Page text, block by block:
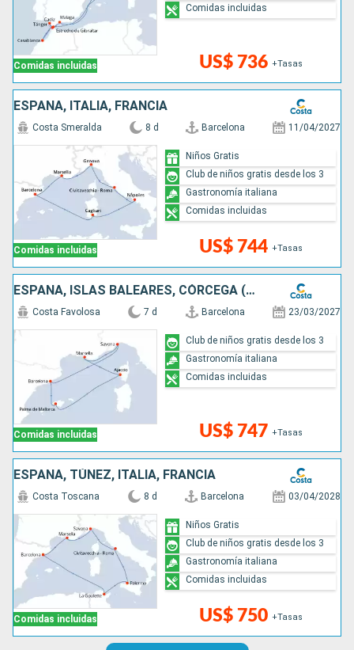
Comidas incluidas US$ 736 +Tasas
Comidas incluidas
ESPAÑA, ITALIA, FRANCIA
Comidas incluidas
Costa Smeralda 8 d Barcelona 11/04/2027
US$ 744 +Tasas
Niños Gratis
Club de niños gratis desde los 3
Gastronomía italiana
Comidas incluidas
ESPAÑA, ISLAS BALEARES, CÓRCEGA (FRANCIA), FRANCIA, ITALIA
Comidas incluidas
Costa Favolosa 7 d Barcelona 23/03/2027
US$ 747 +Tasas
Club de niños gratis desde los 3
Gastronomía italiana
Comidas incluidas
ESPAÑA, TÚNEZ, ITALIA, FRANCIA
Comidas incluidas
Costa Toscana 8 d Barcelona 03/04/2028
US$ 750 +Tasas
Niños Gratis
Club de niños gratis desde los 3
Gastronomía italiana
Comidas incluidas